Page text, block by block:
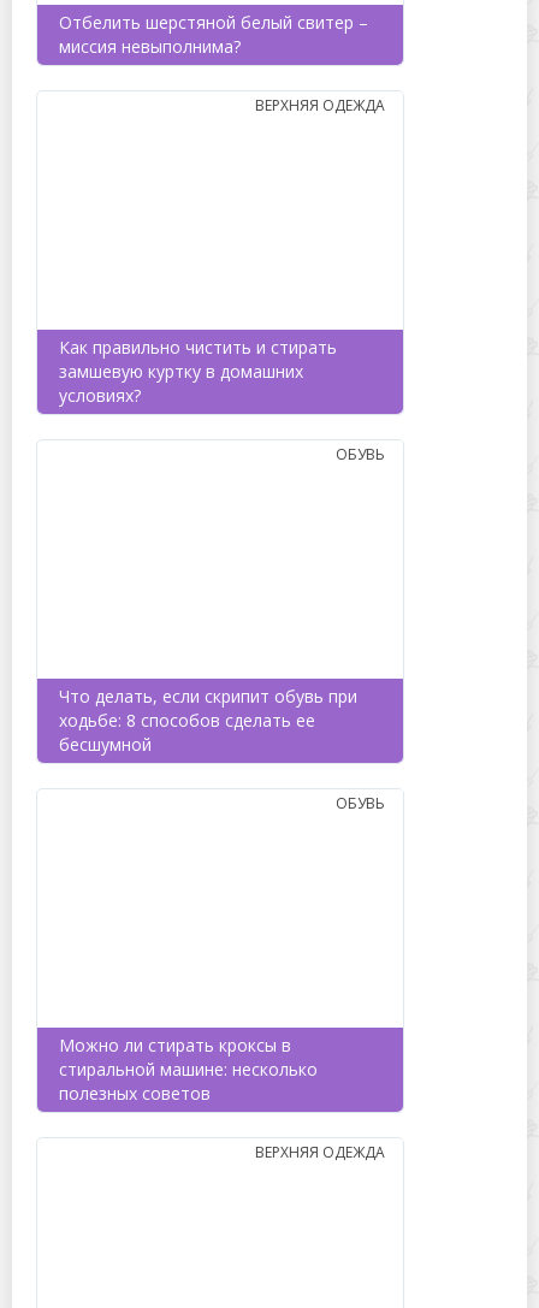
Отбелить шерстяной белый свитер –
миссия невыполнима?
Как правильно чистить и стирать
замшевую куртку в домашних
условиях?
ВЕРХНЯЯ ОДЕЖДА
Что делать, если скрипит обувь при
ходьбе: 8 способов сделать ее
бесшумной
ОБУВЬ
Можно ли стирать кроксы в
стиральной машине: несколько
полезных советов
ОБУВЬ
ВЕРХНЯЯ ОДЕЖДА